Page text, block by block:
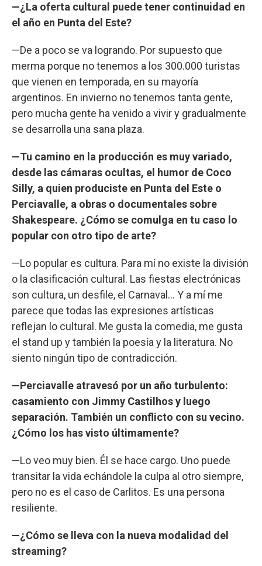
—¿La oferta cultural puede tener continuidad en
el año en Punta del Este?
—De a poco se va logrando. Por supuesto que
merma porque no tenemos a los 300.000 turistas
que vienen en temporada, en su mayoría
argentinos. En invierno no tenemos tanta gente,
pero mucha gente ha venido a vivir y gradualmente
se desarrolla una sana plaza.
—Tu camino en la producción es muy variado,
desde las cámaras ocultas, el humor de Coco
Silly, a quien produciste en Punta del Este o
Perciavalle, a obras o documentales sobre
Shakespeare. ¿Cómo se comulga en tu caso lo
popular con otro tipo de arte?
—Lo popular es cultura. Para mí no existe la división
o la clasificación cultural. Las fiestas electrónicas
son cultura, un desfile, el Carnaval… Y a mí me
parece que todas las expresiones artísticas
reflejan lo cultural. Me gusta la comedia, me gusta
el stand up y también la poesía y la literatura. No
siento ningún tipo de contradicción.
—Perciavalle atravesó por un año turbulento:
casamiento con Jimmy Castilhos y luego
separación. También un conflicto con su vecino.
¿Cómo los has visto últimamente?
—Lo veo muy bien. Él se hace cargo. Uno puede
transitar la vida echándole la culpa al otro siempre,
pero no es el caso de Carlitos. Es una persona
resiliente.
—¿Cómo se lleva con la nueva modalidad del
streaming?